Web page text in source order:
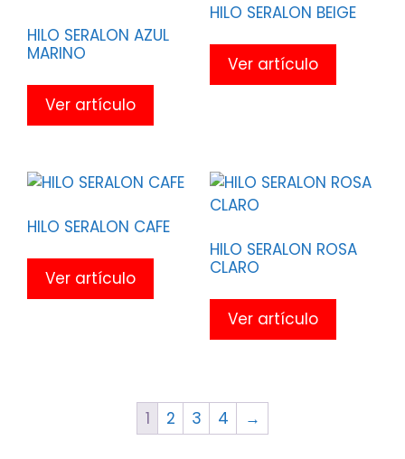
HILO SERALON AZUL
MARINO
Ver artículo
HILO SERALON BEIGE
Ver artículo
HILO SERALON CAFE
Ver artículo
HILO SERALON ROSA
CLARO
Ver artículo
1 2 3 4 →